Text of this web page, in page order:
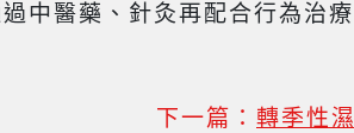
中醫藥、針灸再配合行為治
下一篇： 轉季性